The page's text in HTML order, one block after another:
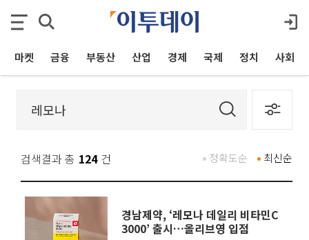
마켓 금융 부동산 산업 경제 국제 정치 사회
검색결과 총 124 건 최신순
정확도순
경남제약, ‘레모나 데일리 비타민C
3000’ 출시…올리브영 입점